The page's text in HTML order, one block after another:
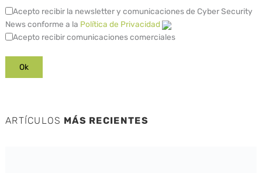
Acepto recibir la newsletter y comunicaciones de Cyber Security
News conforme a la Política de Privacidad
Acepto recibir comunicaciones comerciales
ARTÍCULOS MÁS RECIENTES